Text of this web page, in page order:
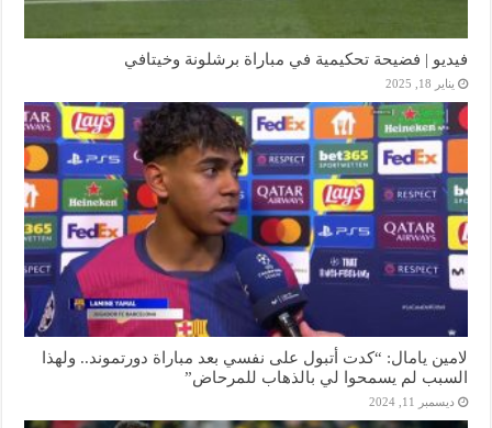
فيديو | فضيحة تحكيمية في مباراة برشلونة وخيتافي
يناير 18, 2025
لامين يامال: “كدت أتبول على نفسي بعد مباراة دورتموند.. ولهذا
السبب لم يسمحوا لي بالذهاب للمرحاض”
ديسمبر 11, 2024